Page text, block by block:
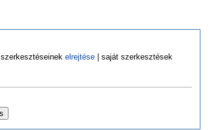
elrejtése| saját szerkesztések